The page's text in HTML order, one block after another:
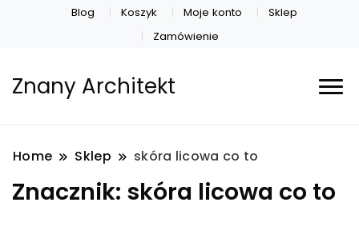
Blog Koszyk Moje konto
Sklep
Zamówienie
Znany Architekt
Home Sklep skóra licowa co to
Znacznik: skóra licowa co to